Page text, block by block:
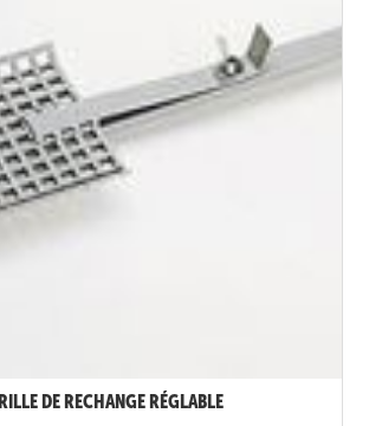
DE RECHANGE RÉGLABLE